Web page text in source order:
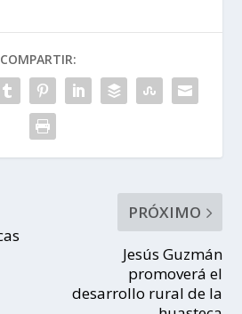
COMPARTIR:
PRÓXIMO
Jesús Guzmán
promoverá el
desarrollo rural de la